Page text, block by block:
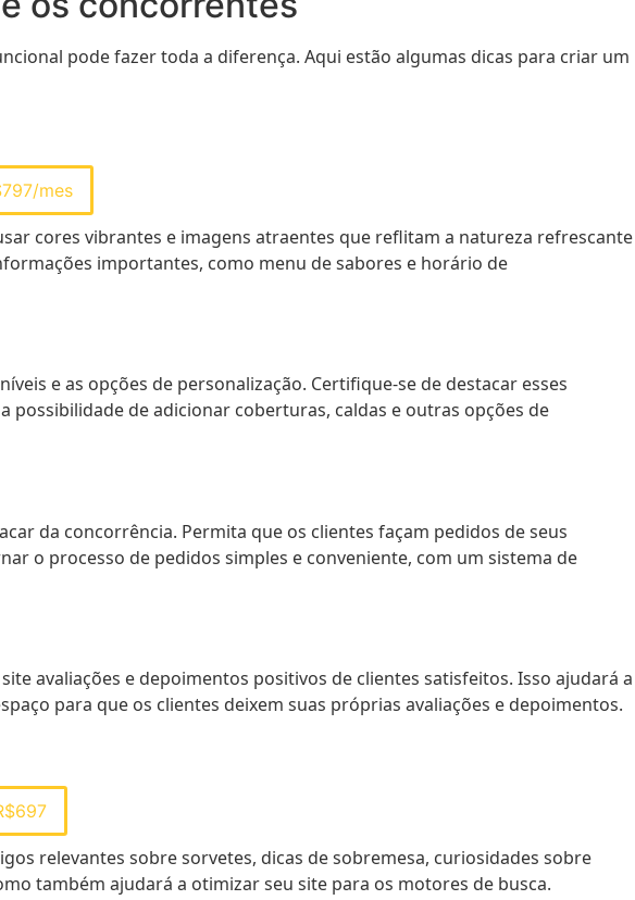
pode fazer toda a diferença. Aqui estão algumas dicas para criar um
mes
cores vibrantes e imagens atraentes que reflitam a natureza refrescante
importantes, como menu de sabores e horário de
e as opções de personalização. Certifique-se de destacar esses
possibilidade de adicionar coberturas, caldas e outras opções de
da concorrência. Permita que os clientes façam pedidos de seus
o processo de pedidos simples e conveniente, com um sistema de
avaliações e depoimentos positivos de clientes satisfeitos. Isso ajudará a
para que os clientes deixem suas próprias avaliações e depoimentos.
relevantes sobre sorvetes, dicas de sobremesa, curiosidades sobre
também ajudará a otimizar seu site para os motores de busca.